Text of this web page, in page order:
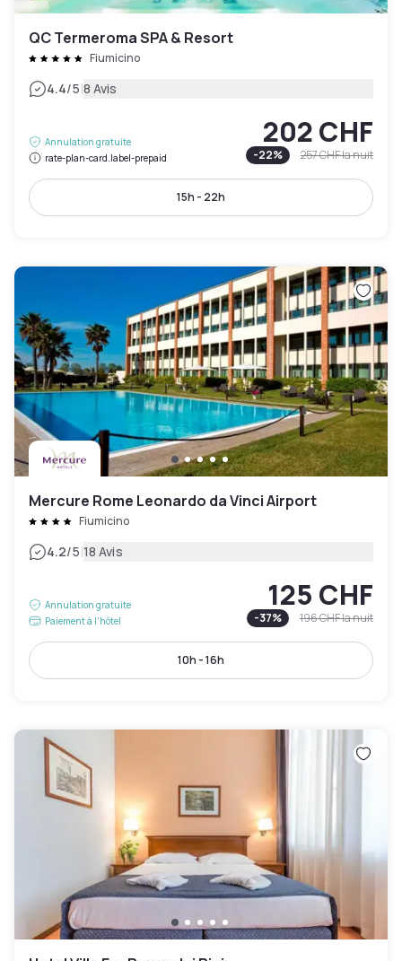
QC Termeroma SPA & Resort
Fiumicino
4.4/5|8 Avis
Annulation gratuite
rate-plan-card.label-prepaid
202 CHF
-22% 257 CHFla nuit
15h - 22h
Mercure Rome Leonardo da Vinci Airport
Fiumicino
4.2/5|18 Avis
Annulation gratuite
Paiement à l'hôtel
125 CHF
-37% 196 CHFla nuit
10h - 16h